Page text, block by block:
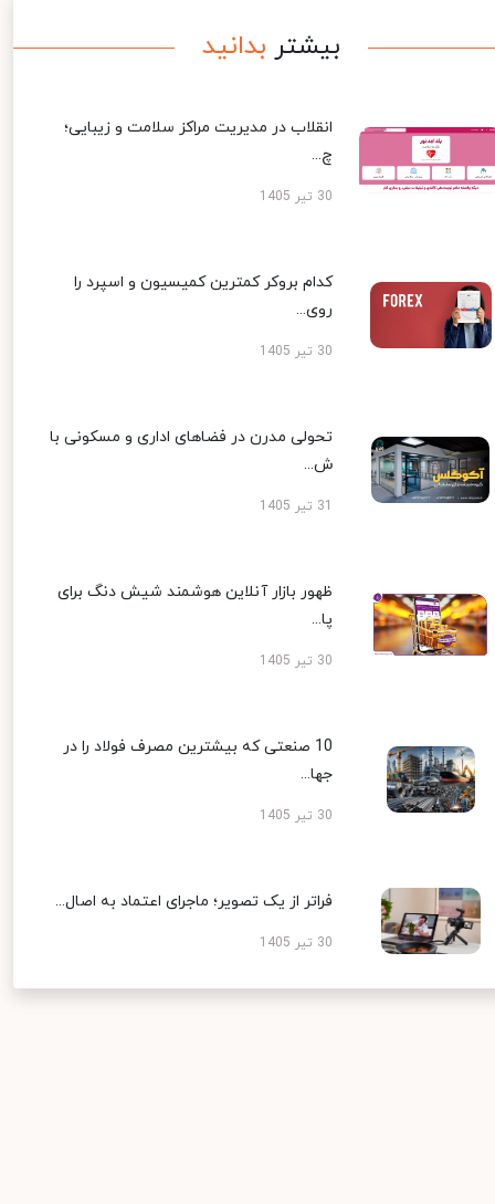
بیشتر بدانید
انقلاب در مدیریت مراکز سلامت و زیبایی؛
چ...
30 تیر 1405
کدام بروکر کمترین کمیسیون و اسپرد را
روی...
30 تیر 1405
تحولی مدرن در فضاهای اداری و مسکونی با
ش...
ظهور بازار آنلاین هوشمند شیش دنگ برای
پا...
30 تیر 1405
10 صنعتی که بیشترین مصرف فولاد را در
جها...
30 تیر 1405
فراتر از یک تصویر؛ ماجرای اعتماد به اصال...
30 تیر 1405